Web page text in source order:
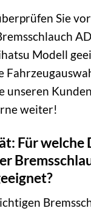
Sie
Modell
unseren
weiter!
Für welche